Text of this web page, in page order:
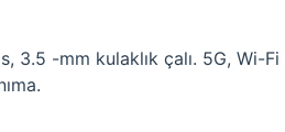
-mm kulaklık çalı. 5G, Wi-Fi